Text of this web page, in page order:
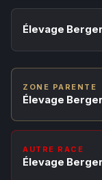
Élevage
ZONE PARENTE
Élevage
AUTRE RACE
Élevage